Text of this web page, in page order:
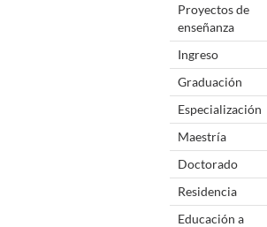
Proyectos de
enseñanza
Ingreso
Graduación
Especialización
Maestría
Doctorado
Residencia
Educación a